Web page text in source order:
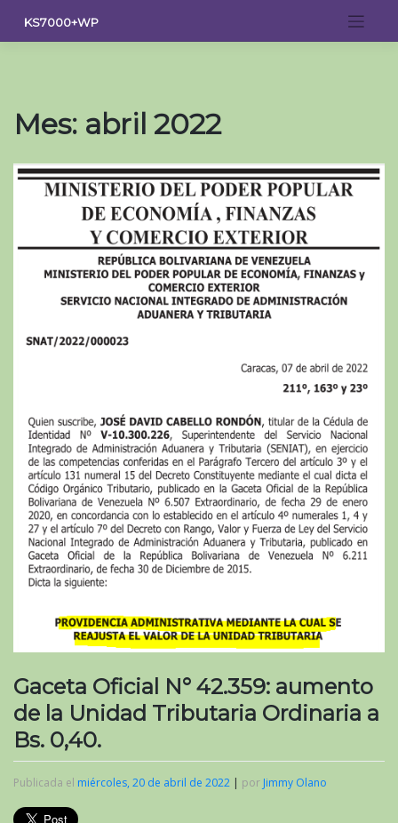
contenido
KS7000+WP
Mes: abril 2022
Gaceta Oficial N° 42.359: aumento
de la Unidad Tributaria Ordinaria a
Bs. 0,40.
Publicada el miércoles, 20 de abril de 2022 | por Jimmy Olano